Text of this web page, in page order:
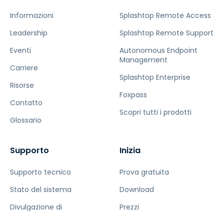
Informazioni
Leadership
Eventi
Carriere
Risorse
Contatto
Glossario
Splashtop Remote Access
Splashtop Remote Support
Autonomous Endpoint
Management
Splashtop Enterprise
Foxpass
Scopri tutti i prodotti
Supporto
Supporto tecnico
Stato del sistema
Divulgazione di
Inizia
Prova gratuita
Download
Prezzi